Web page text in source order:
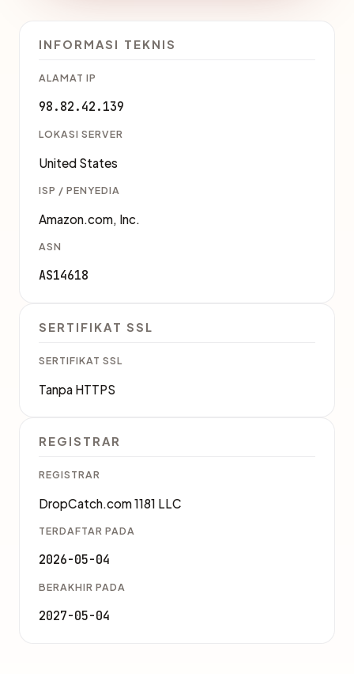
INFORMASI TEKNIS
ALAMAT IP
98.82.42.139
LOKASI SERVER
United States
ISP / PENYEDIA
Amazon.com, Inc.
ASN
AS14618
SERTIFIKAT SSL
SERTIFIKAT SSL
Tanpa HTTPS
REGISTRAR
REGISTRAR
DropCatch.com 1181 LLC
TERDAFTAR PADA
2026-05-04
BERAKHIR PADA
2027-05-04